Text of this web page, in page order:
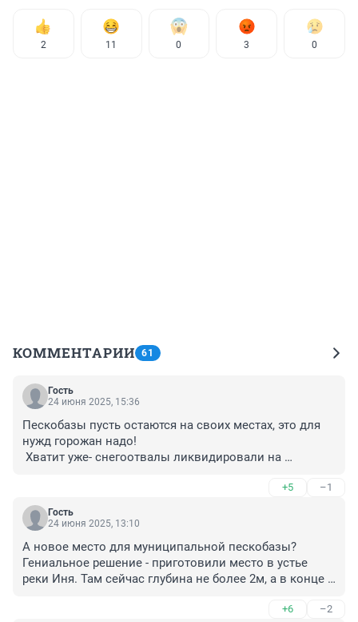
2 11 0 3 0
КОММЕНТАРИИ 61
Гость
24 июня 2025, 15:36
Пескобазы пусть остаются на своих местах, это для
нужд горожан надо!
Хватит уже- снегоотвалы ликвидировали на
+5 –1
Гость
24 июня 2025, 13:10
А новое место для муниципальной пескобазы?
Гениальное решение - приготовили место в устье
реки Иня. Там сейчас глубина не более 2м, а в конце
доставлять туда песок - на надувных лодочках?
+6 –2